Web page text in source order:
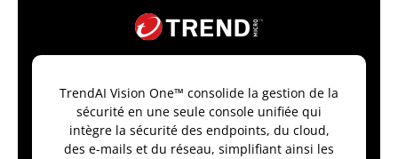
TrendAI Vision One™ consolide la gestion de la
sécurité en une seule console unifiée qui
intègre la sécurité des endpoints, du cloud,
des e-mails et du réseau, simplifiant ainsi les